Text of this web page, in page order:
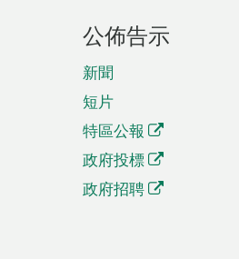
公佈告示
新聞
短片
特區公報
政府投標
政府招聘